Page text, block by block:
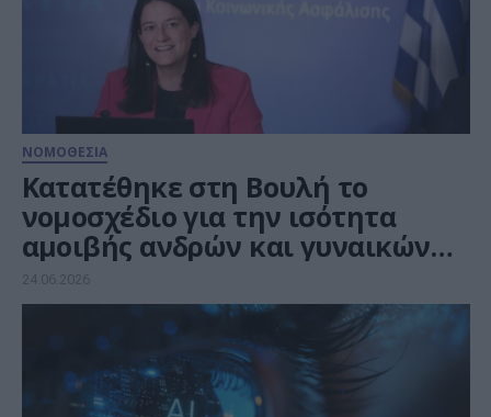
ΝΟΜΟΘΕΣΙΑ
Κατατέθηκε στη Βουλή το
νομοσχέδιο για την ισότητα
αμοιβής ανδρών και γυναικών
για όμοια εργασία
24.06.2026